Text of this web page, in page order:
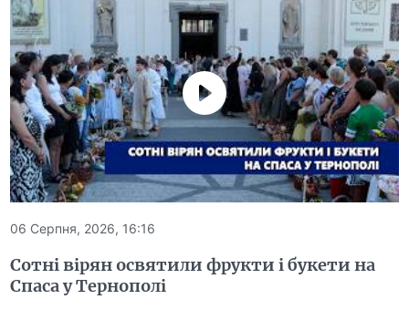
06 Серпня, 2026, 16:16
Сотні вірян освятили фрукти і букети на
Спаса у Тернополі